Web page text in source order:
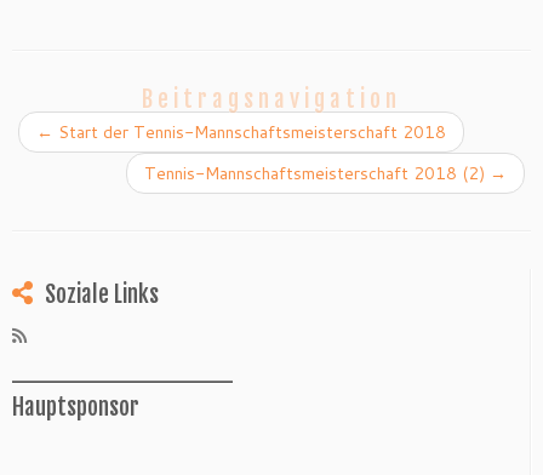
Beitragsnavigation
← Start der Tennis-Mannschaftsmeisterschaft 2018
Tennis-Mannschaftsmeisterschaft 2018 (2) →
Soziale Links
Hauptsponsor